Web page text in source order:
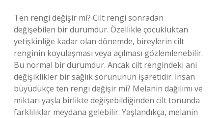
Ten rengi değişir mi? Cilt rengi sonradan
değişebilen bir durumdur. Özellikle çocukluktan
yetişkinliğe kadar olan dönemde, bireylerin cilt
renginin koyulaşması veya açılması gözlemlenebilir.
Bu normal bir durumdur. Ancak cilt rengindeki ani
değişiklikler bir sağlık sorununun işaretidir. İnsan
büyüdükçe ten rengi değişir mi? Melanin dağılımı ve
miktarı yaşla birlikte değişebildiğinden cilt tonunda
farklılıklar meydana gelebilir. Yaşlandıkça, melanin